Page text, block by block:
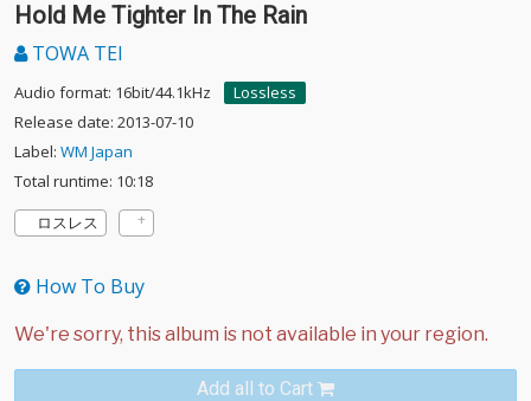
Hold Me Tighter In The Rain
TOWA TEI
Audio format: 16bit/44.1kHz
Lossless
Release date: 2013-07-10
Label: WM Japan
Total runtime: 10:18
ロスレス
How To Buy
Add all to Cart